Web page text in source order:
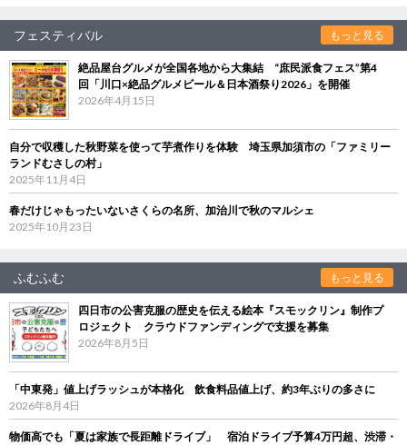
フェスティバル もっと見る
絶品屋台グルメが全国各地から大集結 “庶民派食フェス”第4
回「川口×絶品グルメビール＆日本酒祭り2026」を開催
2026年4月15日
自分で収穫した秋野菜を使って芋煮作りを体験 埼玉県加須市の「ファミリー
ランドむさしの村」
2025年11月4日
春だけじゃもったいないさくらの名所、加治川で秋のマルシェ
2025年10月23日
ふむふむ もっと見る
四日市の公害克服の歴史を伝える絵本『スモックリン』制作プ
ロジェクト クラウドファンディングで支援を募集
2026年8月5日
「中東発」値上げラッシュが本格化 飲食料品値上げ、約3年ぶりの多さに
2026年8月4日
物価高でも「夏は家族で長距離ドライブ」 宿泊ドライブ予算4万円超、渋滞・